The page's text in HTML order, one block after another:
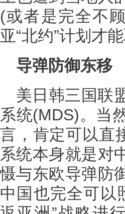
(或者是完全不
亚“北约”计划才
导弹防御东移
美日韩三国联
系统(MDS)。当
言，肯定可以直
系统本身就是对
慑与东欧导弹防
中国也完全可以